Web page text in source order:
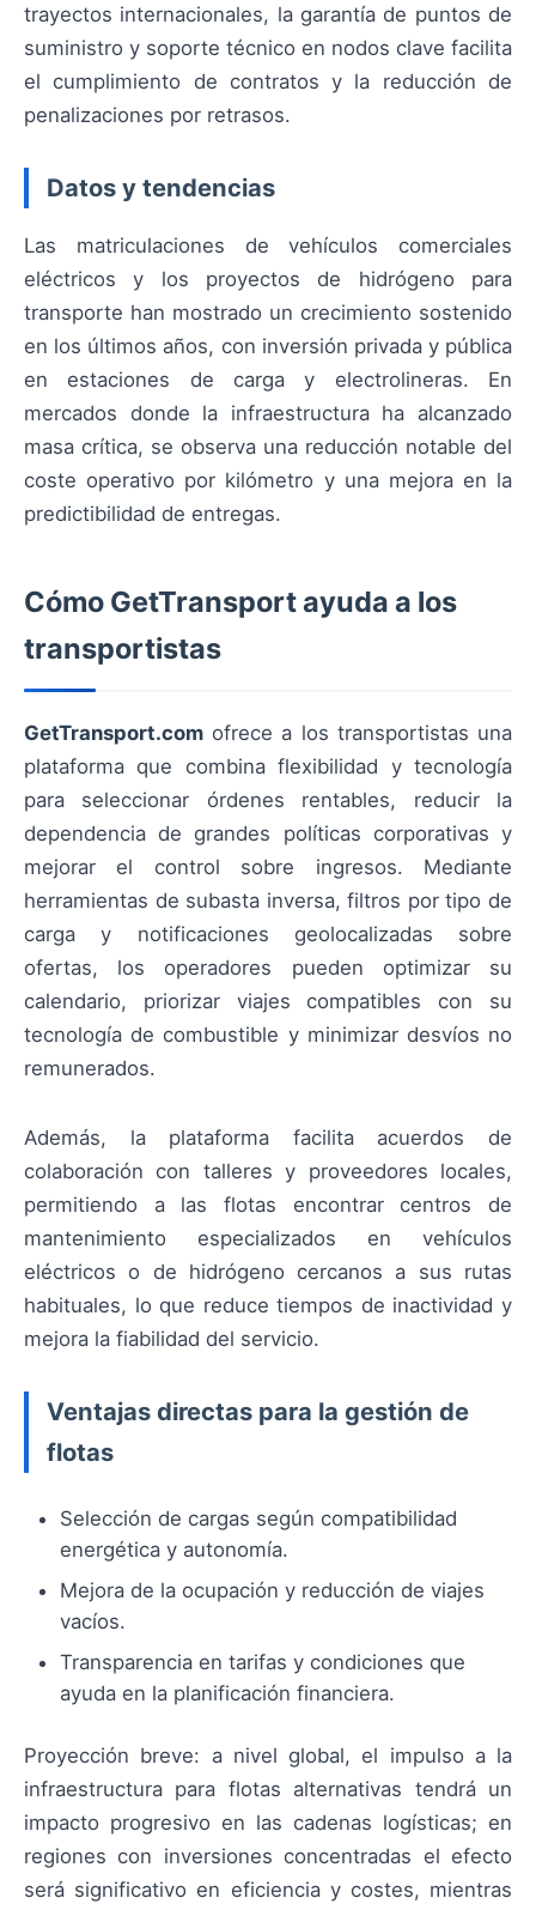
trayectos internacionales, la garantía de puntos de
suministro y soporte técnico en nodos clave facilita
el cumplimiento de contratos y la reducción de
penalizaciones por retrasos.
Datos y tendencias
Las matriculaciones de vehículos comerciales
eléctricos y los proyectos de hidrógeno para
transporte han mostrado un crecimiento sostenido
en los últimos años, con inversión privada y pública
en estaciones de carga y electrolineras. En
mercados donde la infraestructura ha alcanzado
masa crítica, se observa una reducción notable del
coste operativo por kilómetro y una mejora en la
predictibilidad de entregas.
Cómo GetTransport ayuda a los
transportistas
GetTransport.com ofrece a los transportistas una
plataforma que combina flexibilidad y tecnología
para seleccionar órdenes rentables, reducir la
dependencia de grandes políticas corporativas y
mejorar el control sobre ingresos. Mediante
herramientas de subasta inversa, filtros por tipo de
carga y notificaciones geolocalizadas sobre
ofertas, los operadores pueden optimizar su
calendario, priorizar viajes compatibles con su
tecnología de combustible y minimizar desvíos no
remunerados.
Además, la plataforma facilita acuerdos de
colaboración con talleres y proveedores locales,
permitiendo a las flotas encontrar centros de
mantenimiento especializados en vehículos
eléctricos o de hidrógeno cercanos a sus rutas
habituales, lo que reduce tiempos de inactividad y
mejora la fiabilidad del servicio.
Ventajas directas para la gestión de
flotas
Selección de cargas según compatibilidad
energética y autonomía.
Mejora de la ocupación y reducción de viajes
vacíos.
Transparencia en tarifas y condiciones que
ayuda en la planificación financiera.
Proyección breve: a nivel global, el impulso a la
infraestructura para flotas alternativas tendrá un
impacto progresivo en las cadenas logísticas; en
regiones con inversiones concentradas el efecto
será significativo en eficiencia y costes, mientras